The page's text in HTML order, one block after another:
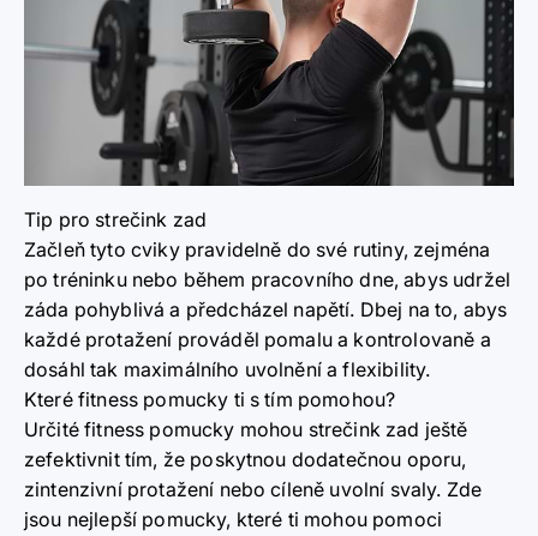
Tip pro strečink zad
Začleň tyto cviky pravidelně do své rutiny, zejména
po tréninku nebo během pracovního dne, abys udržel
záda pohyblivá a předcházel napětí. Dbej na to, abys
každé protažení prováděl pomalu a kontrolovaně a
dosáhl tak maximálního uvolnění a flexibility.
Které fitness pomucky ti s tím pomohou?
Určité fitness pomucky mohou strečink zad ještě
zefektivnit tím, že poskytnou dodatečnou oporu,
zintenzivní protažení nebo cíleně uvolní svaly. Zde
jsou nejlepší pomucky, které ti mohou pomoci